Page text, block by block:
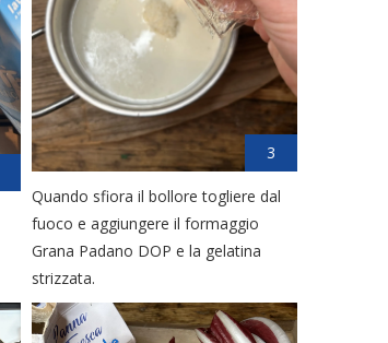
3
Quando sfiora il bollore togliere dal
fuoco e aggiungere il formaggio
Grana Padano DOP e la gelatina
strizzata.